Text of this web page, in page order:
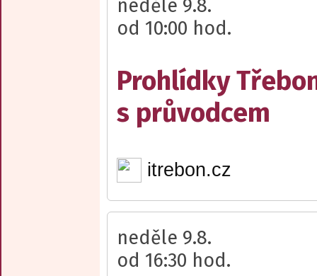
neděle 9.8.
od 10:00 hod.
Prohlídky
s průvodcem
itrebon.cz
neděle 9.8.
od 16:30 hod.